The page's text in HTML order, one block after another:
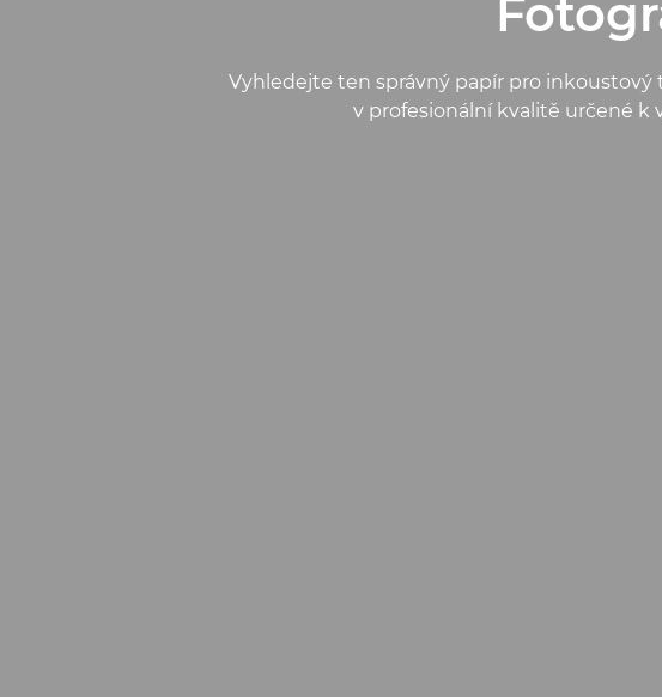
Vyhledejte ten správný papír pro
v profesionální kvalitě určené k